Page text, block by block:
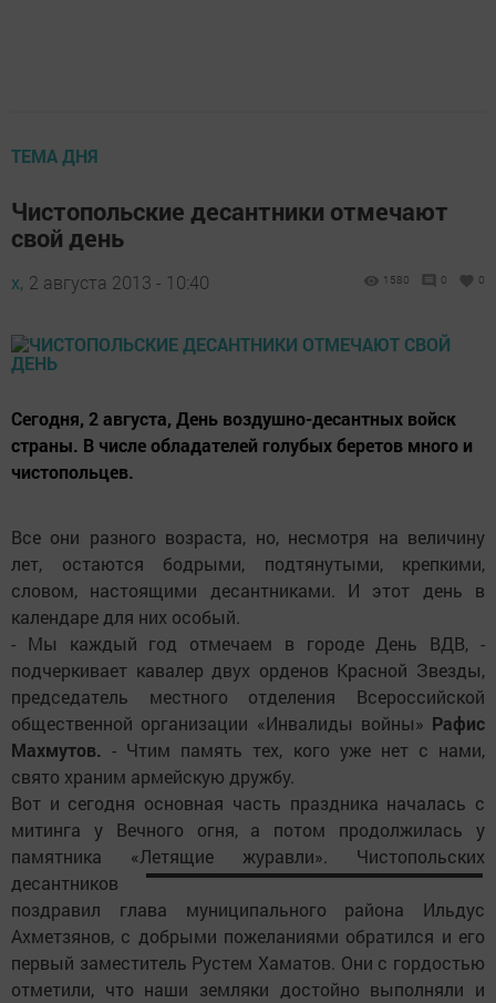
ТЕМА ДНЯ
Чистопольские десантники отмечают
свой день
х, 2 августа 2013 - 10:40 1580 0 0
Сегодня, 2 августа, День воздушно-десантных войск
страны. В числе обладателей голубых беретов много и
чистопольцев.
Все они разного возраста, но, несмотря на величину
лет, остаются бодрыми, подтянутыми, крепкими,
словом, настоящими десантниками. И этот день в
календаре для них особый.
- Мы каждый год отмечаем в городе День ВДВ, -
подчеркивает кавалер двух орденов Красной Звезды,
председатель местного отделения Всероссийской
общественной организации «Инвалиды войны» Рафис
Махмутов. - Чтим память тех, кого уже нет с нами,
свято храним армейскую дружбу.
Вот и сегодня основная часть праздника началась с
митинга у Вечного огня, а потом продолжилась у
памятника «Летящие журавли». Чистопольских
десантников
поздравил глава муниципального района Ильдус
Ахметзянов, с добрыми пожеланиями обратился и его
первый заместитель Рустем Хаматов. Они с гордостью
отметили, что наши земляки достойно выполняли и